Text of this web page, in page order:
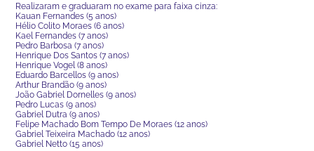
Realizaram e graduaram no exame para faixa cinza:
Kauan Fernandes (5 anos)
Hélio Colito Moraes (6 anos)
Kael Fernandes (7 anos)
Pedro Barbosa (7 anos)
Henrique Dos Santos (7 anos)
Henrique Vogel (8 anos)
Eduardo Barcellos (9 anos)
Arthur Brandão (9 anos)
João Gabriel Dornelles (9 anos)
Pedro Lucas (9 anos)
Gabriel Dutra (9 anos)
Felipe Machado Bom Tempo De Moraes (12 anos)
Gabriel Teixeira Machado (12 anos)
Gabriel Netto (15 anos)